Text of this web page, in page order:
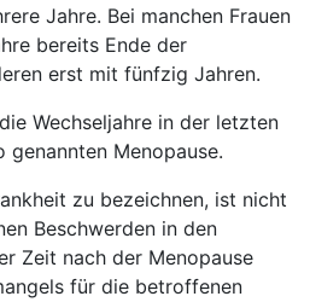
Jahre. Bei manchen Frauen
bereits Ende der
erst mit fünfzig Jahren.
Wechseljahre in der letzten
genannten Menopause.
zu bezeichnen, ist nicht
Beschwerden in den
Zeit nach der Menopause
für die betroffenen